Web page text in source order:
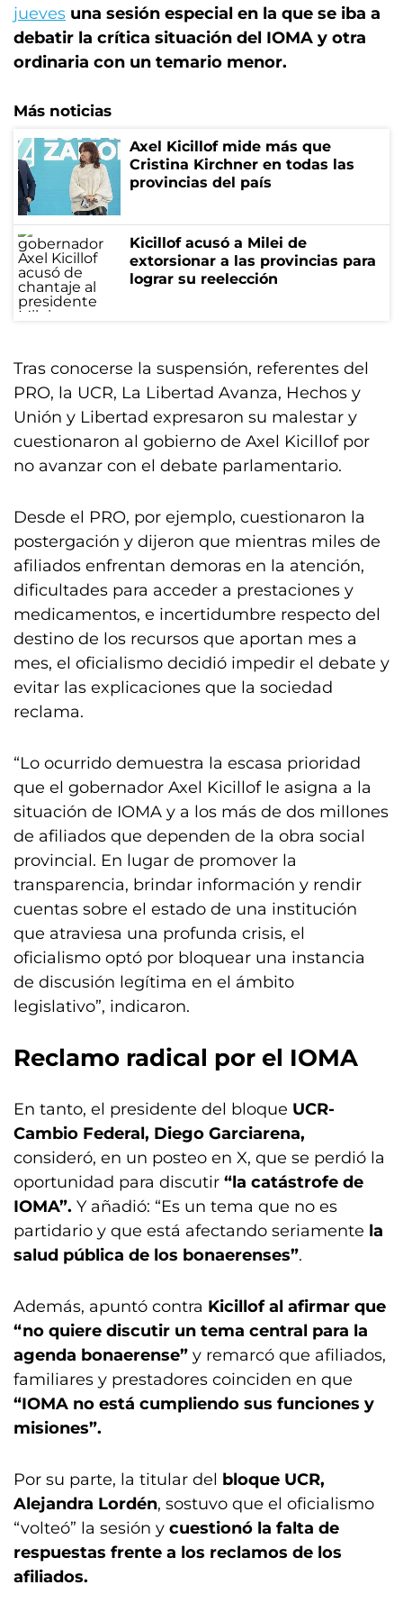
jueves una sesión especial en la que se iba a
debatir la crítica situación del IOMA y otra
ordinaria con un temario menor.
Más noticias
Axel Kicillof mide más que
Cristina Kirchner en todas las
provincias del país
Kicillof acusó a Milei de
extorsionar a las provincias para
lograr su reelección
Tras conocerse la suspensión, referentes del
PRO, la UCR, La Libertad Avanza, Hechos y
Unión y Libertad expresaron su malestar y
cuestionaron al gobierno de Axel Kicillof por
no avanzar con el debate parlamentario.
Desde el PRO, por ejemplo, cuestionaron la
postergación y dijeron que mientras miles de
afiliados enfrentan demoras en la atención,
dificultades para acceder a prestaciones y
medicamentos, e incertidumbre respecto del
destino de los recursos que aportan mes a
mes, el oficialismo decidió impedir el debate y
evitar las explicaciones que la sociedad
reclama.
“Lo ocurrido demuestra la escasa prioridad
que el gobernador Axel Kicillof le asigna a la
situación de IOMA y a los más de dos millones
de afiliados que dependen de la obra social
provincial. En lugar de promover la
transparencia, brindar información y rendir
cuentas sobre el estado de una institución
que atraviesa una profunda crisis, el
oficialismo optó por bloquear una instancia
de discusión legítima en el ámbito
legislativo”, indicaron.
Reclamo radical por el IOMA
En tanto, el presidente del bloque UCR-
Cambio Federal, Diego Garciarena,
consideró, en un posteo en X, que se perdió la
oportunidad para discutir “la catástrofe de
IOMA”. Y añadió: “Es un tema que no es
partidario y que está afectando seriamente la
salud pública de los bonaerenses”.
Además, apuntó contra Kicillof al afirmar que
“no quiere discutir un tema central para la
agenda bonaerense” y remarcó que afiliados,
familiares y prestadores coinciden en que
“IOMA no está cumpliendo sus funciones y
misiones”.
Por su parte, la titular del bloque UCR,
Alejandra Lordén, sostuvo que el oficialismo
“volteó” la sesión y cuestionó la falta de
respuestas frente a los reclamos de los
afiliados.